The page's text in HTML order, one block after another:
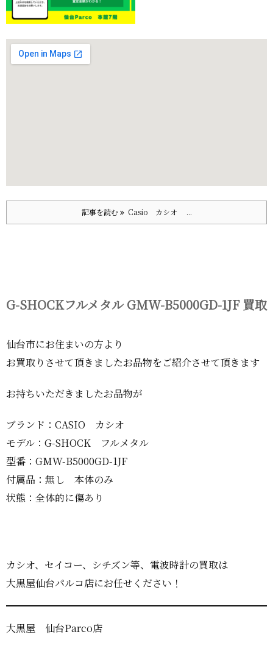
記事を読む Casio カシオ ...
G-SHOCKフルメタル GMW-B5000GD-1JF 買取
仙台市にお住まいの方より
お買取りさせて頂きましたお品物をご紹介させて頂きます
お持ちいただきましたお品物が
ブランド：CASIO カシオ
モデル：G-SHOCK フルメタル
型番：GMW-B5000GD-1JF
付属品：無し 本体のみ
状態：全体的に傷あり
カシオ、セイコー、シチズン等、電波時計の買取は
大黒屋仙台パルコ店にお任せください！
大黒屋 仙台Parco店